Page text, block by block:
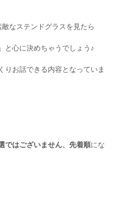
なステンドグラスを見たら
と心に決めちゃうでしょう♪
お話できる内容となっていま
ではございません、先着順にな